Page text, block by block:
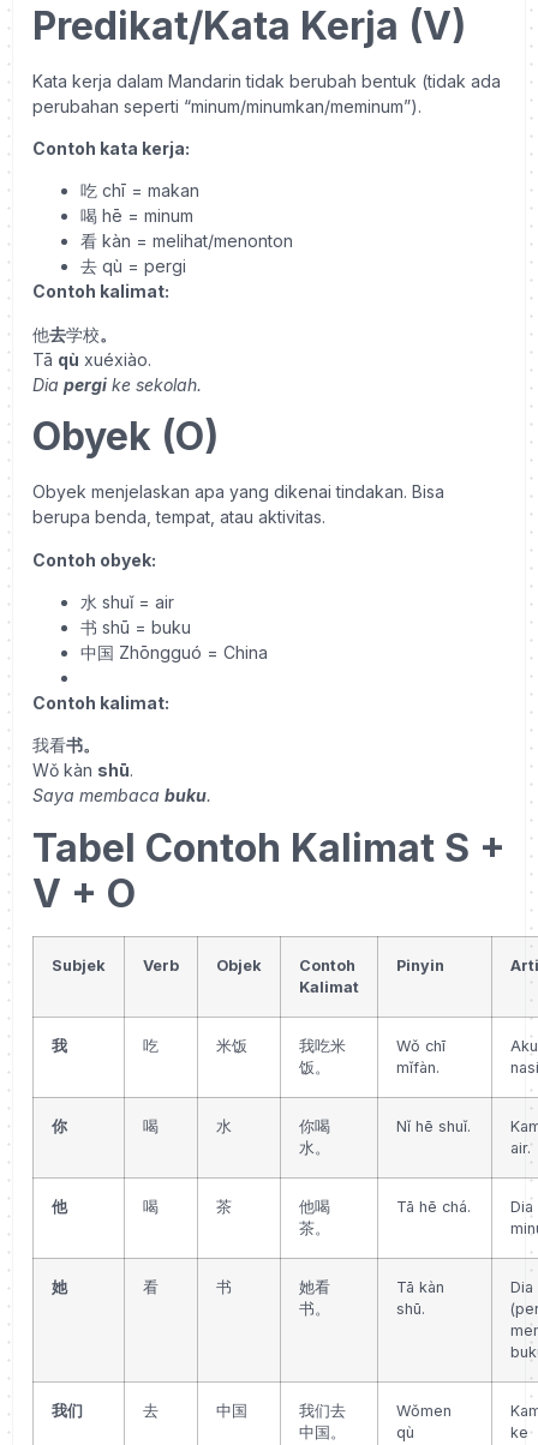
Predikat/Kata Kerja (V)
Kata kerja dalam Mandarin tidak berubah bentuk (tidak ada
perubahan seperti “minum/minumkan/meminum”).
Contoh kata kerja:
吃 chī = makan
喝 hē = minum
看 kàn = melihat/menonton
去 qù = pergi
Contoh kalimat:
他去学校。
Tā qù xuéxiào.
Dia pergi ke sekolah.
Obyek (O)
Obyek menjelaskan apa yang dikenai tindakan. Bisa
berupa benda, tempat, atau aktivitas.
Contoh obyek:
水 shuǐ = air
书 shū = buku
中国 Zhōngguó = China
Contoh kalimat:
我看书。
Wǒ kàn shū.
Saya membaca buku.
Tabel Contoh Kalimat S +
V + O
Subjek Verb Objek
Contoh
Kalimat
Pinyin Arti
我 吃 米饭
我吃米
饭。
Wǒ chī
mǐfàn.
你 喝 水
你喝
水。
Nǐ hē shuǐ.
air.
他 喝 茶
他喝
茶。
Tā hē chá.
Dia
她 看 书
她看
书。
Tā kàn
shū.
Dia
我们 去 中国
我们去
中国。
Wǒmen
qù
ke